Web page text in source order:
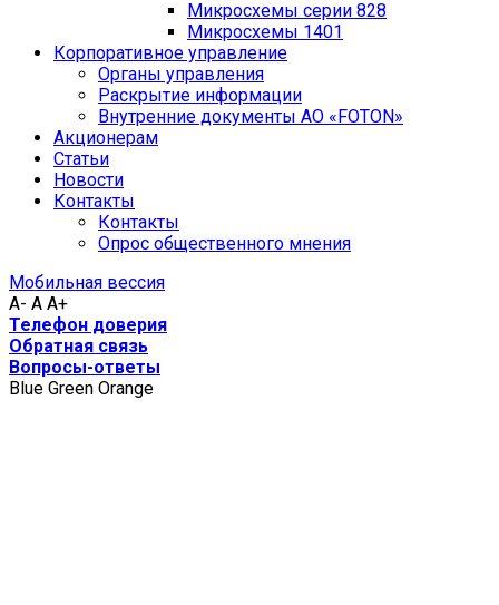
Микросхемы серии 828
Микросхемы 1401
Корпоративное управление
Органы управления
Раскрытие информации
Внутренние документы АО «FOTON»
Акционерам
Статьи
Новости
Контакты
Контакты
Опрос общественного мнения
Мобильная вессия
A- A A+
Телефон доверия
Обратная связь
Вопросы-ответы
Blue Green Orange